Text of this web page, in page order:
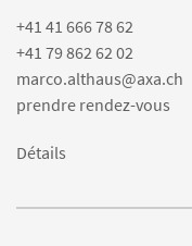
+41 41 666 78 62
+41 79 862 62 02
marco.althaus@axa.ch
prendre rendez-vous
Détails